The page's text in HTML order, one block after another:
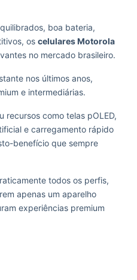
boa bateria,
os celulares Motorola
no mercado brasileiro.
nos últimos anos,
e intermediárias.
recursos como telas pOLED,
e carregamento rápido
benefício que sempre
todos os perfis,
apenas um aparelho
experiências premium